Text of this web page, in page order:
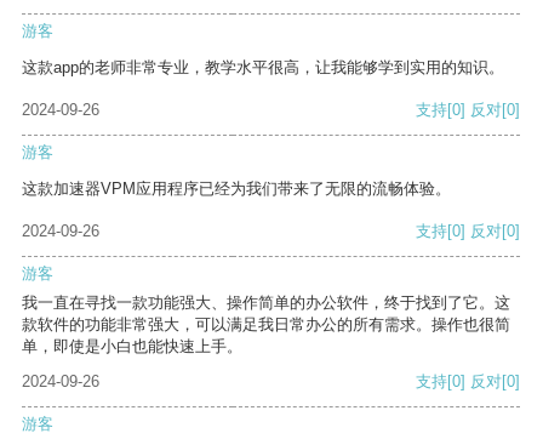
游客
这款app的老师非常专业，教学水平很高，让我能够学到实用的知识。
2024-09-26 支持[0] 反对[0]
游客
这款加速器VPM应用程序已经为我们带来了无限的流畅体验。
2024-09-26 支持[0] 反对[0]
游客
我一直在寻找一款功能强大、操作简单的办公软件，终于找到了它。这
款软件的功能非常强大，可以满足我日常办公的所有需求。操作也很简
单，即使是小白也能快速上手。
2024-09-26
支持[0] 反对[0]
游客